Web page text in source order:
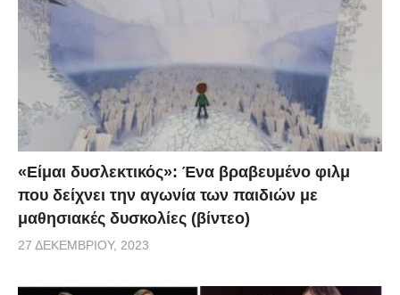
«Είμαι δυσλεκτικός»: Ένα βραβευμένο φιλμ
που δείχνει την αγωνία των παιδιών με
μαθησιακές δυσκολίες (βίντεο)
27 ΔΕΚΕΜΒΡΊΟΥ, 2023